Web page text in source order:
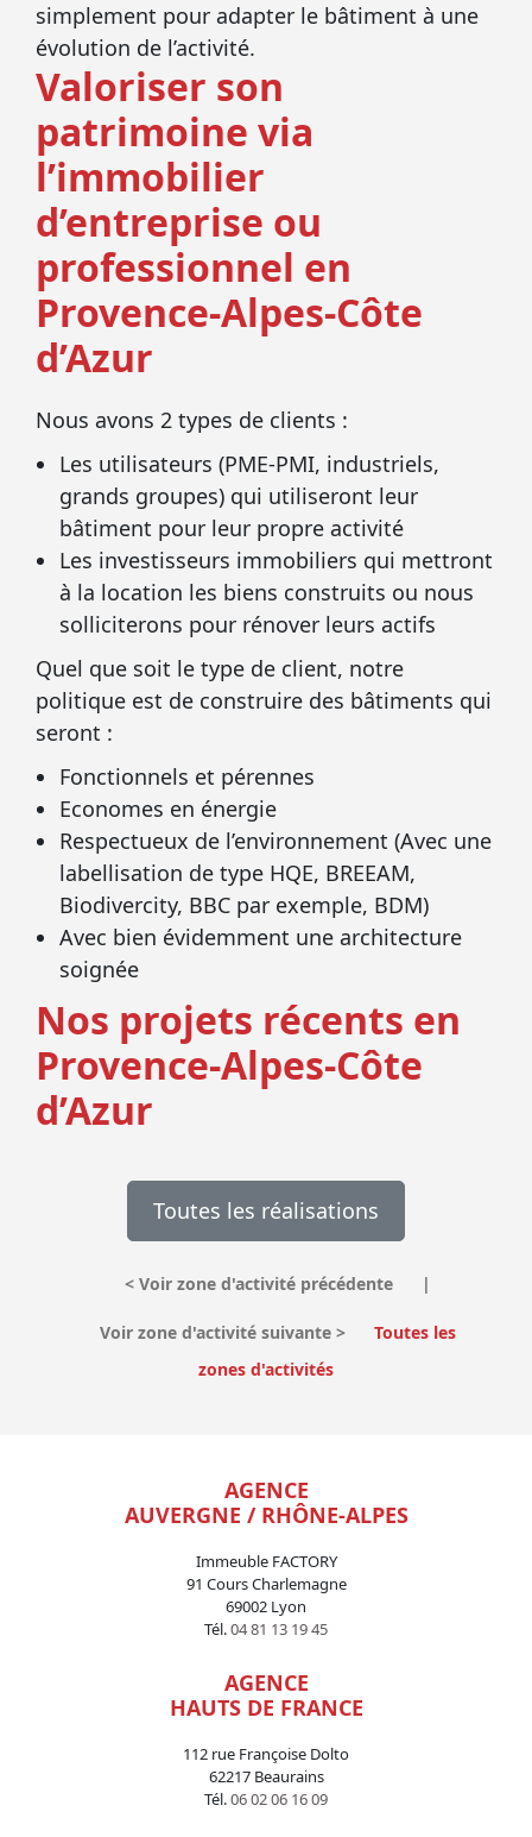
simplement pour adapter le bâtiment à une
évolution de l’activité.
Valoriser son
patrimoine via
l’immobilier
d’entreprise ou
professionnel en
Provence-Alpes-Côte
d’Azur
Nous avons 2 types de clients :
Les utilisateurs (PME-PMI, industriels,
grands groupes) qui utiliseront leur
bâtiment pour leur propre activité
Les investisseurs immobiliers qui mettront
à la location les biens construits ou nous
solliciterons pour rénover leurs actifs
Quel que soit le type de client, notre
politique est de construire des bâtiments qui
seront :
Fonctionnels et pérennes
Economes en énergie
Respectueux de l’environnement (Avec une
labellisation de type HQE, BREEAM,
Biodivercity, BBC par exemple, BDM)
Avec bien évidemment une architecture
soignée
Nos projets récents en
Provence-Alpes-Côte
d’Azur
Toutes les réalisations
< Voir zone d'activité précédente |
Voir zone d'activité suivante >
Toutes les
zones d'activités
AGENCE
AUVERGNE / RHÔNE-ALPES
Immeuble FACTORY
91 Cours Charlemagne
69002 Lyon
Tél.04 81 13 19 45
AGENCE
HAUTS DE FRANCE
112 rue Françoise Dolto
62217 Beaurains
Tél.06 02 06 16 09